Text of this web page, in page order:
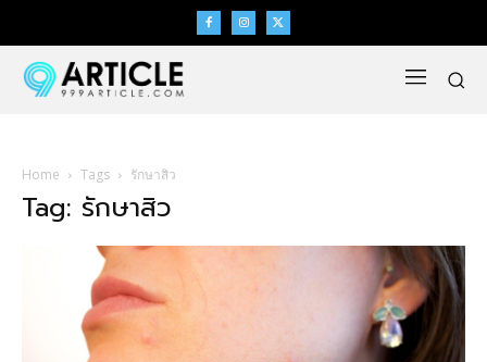
Home Tags รักษาสิว
Tag: รักษาสิว